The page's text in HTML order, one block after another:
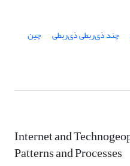
چند ذی‌ربطی ذی‌ربطی
چین
Internet and
Patterns and Processes